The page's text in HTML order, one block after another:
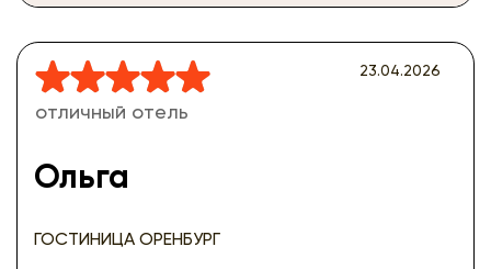
отличный отель
Ольга
ГОСТИНИЦА ОРЕНБУРГ
23.04.2026